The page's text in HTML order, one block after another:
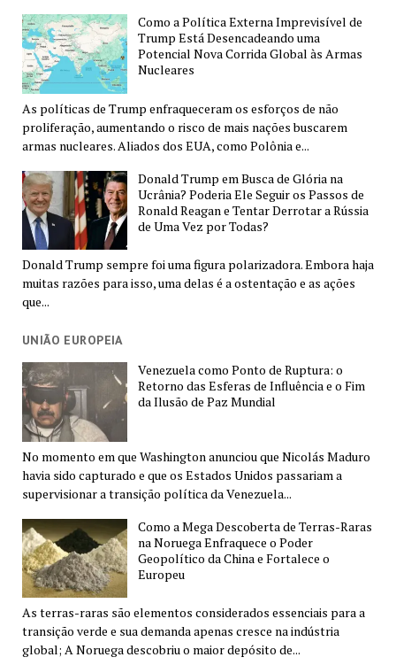
Como a Política Externa Imprevisível de
Trump Está Desencadeando uma
Potencial Nova Corrida Global às Armas
Nucleares
As políticas de Trump enfraqueceram os esforços de não
proliferação, aumentando o risco de mais nações buscarem
armas nucleares. Aliados dos EUA, como Polônia e...
Donald Trump em Busca de Glória na
Ucrânia? Poderia Ele Seguir os Passos de
Ronald Reagan e Tentar Derrotar a Rússia
de Uma Vez por Todas?
Donald Trump sempre foi uma figura polarizadora. Embora haja
muitas razões para isso, uma delas é a ostentação e as ações
que...
UNIÃO EUROPEIA
Venezuela como Ponto de Ruptura: o
Retorno das Esferas de Influência e o Fim
da Ilusão de Paz Mundial
No momento em que Washington anunciou que Nicolás Maduro
havia sido capturado e que os Estados Unidos passariam a
supervisionar a transição política da Venezuela...
Como a Mega Descoberta de Terras-Raras
na Noruega Enfraquece o Poder
Geopolítico da China e Fortalece o
Europeu
As terras-raras são elementos considerados essenciais para a
transição verde e sua demanda apenas cresce na indústria
global; A Noruega descobriu o maior depósito de...